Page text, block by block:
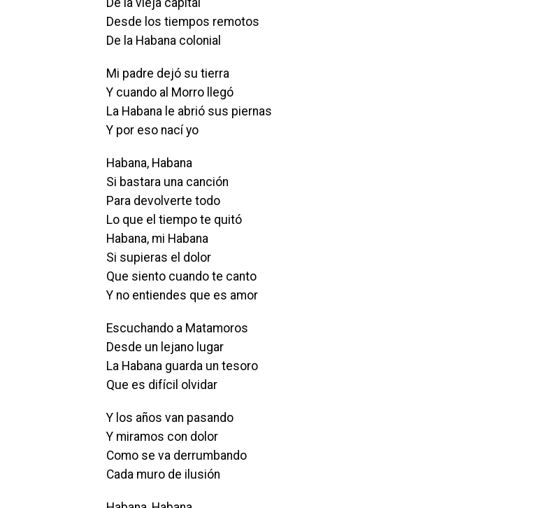
De la vieja capital
Desde los tiempos remotos
De la Habana colonial
Mi padre dejó su tierra
Y cuando al Morro llegó
La Habana le abrió sus piernas
Y por eso nací yo
Habana, Habana
Si bastara una canción
Para devolverte todo
Lo que el tiempo te quitó
Habana, mi Habana
Si supieras el dolor
Que siento cuando te canto
Y no entiendes que es amor
Escuchando a Matamoros
Desde un lejano lugar
La Habana guarda un tesoro
Que es difícil olvidar
Y los años van pasando
Y miramos con dolor
Como se va derrumbando
Cada muro de ilusión